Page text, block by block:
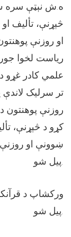
ه.ش نېټې سره
څېړنې، تألیف
او روزنې
ریاست لخوا
علمي کادر غړو د
تر سرلیک
روزنې پوهنتون
کړو د څېړنې،
ښوونې او روزنې
پیل شو.
ورکشاپ د
پیل شو.